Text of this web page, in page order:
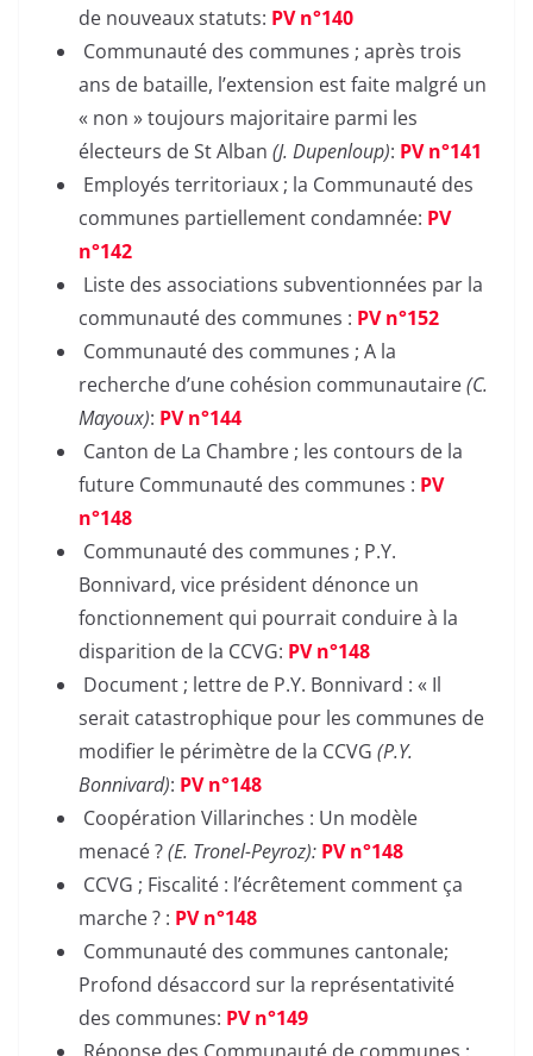
de nouveaux statuts: PV n°140
Communauté des communes ; après trois
ans de bataille, l’extension est faite malgré un
« non » toujours majoritaire parmi les
électeurs de St Alban (J. Dupenloup): PV n°141
Employés territoriaux ; la Communauté des
communes partiellement condamnée: PV
n°142
Liste des associations subventionnées par la
communauté des communes : PV n°152
Communauté des communes ; A la
recherche d’une cohésion communautaire(C.
Mayoux): PV n°144
Canton de La Chambre ; les contours de la
future Communauté des communes : PV
n°148
Communauté des communes ; P.Y.
Bonnivard, vice président dénonce un
fonctionnement qui pourrait conduire à la
disparition de la CCVG: PV n°148
Document ; lettre de P.Y. Bonnivard : « Il
serait catastrophique pour les communes de
modifier le périmètre de la CCVG (P.Y.
Bonnivard): PV n°148
Coopération Villarinches : Un modèle
menacé ?(E. Tronel-Peyroz): PV n°148
CCVG ; Fiscalité : l’écrêtement comment ça
marche ? : PV n°148
Communauté des communes cantonale;
Profond désaccord sur la représentativité
des communes: PV n°149